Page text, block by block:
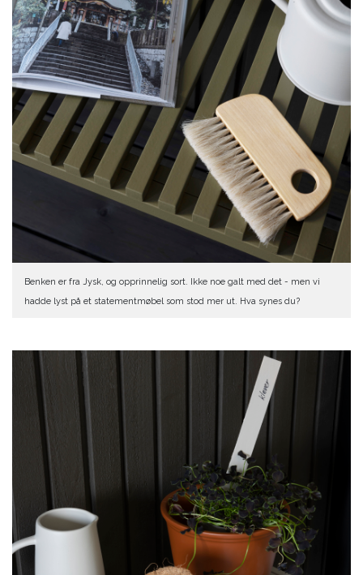
Benken er fra Jysk, og opprinnelig sort. Ikke noe galt med det - men vi
hadde lyst på et statementmøbel som stod mer ut. Hva synes du?